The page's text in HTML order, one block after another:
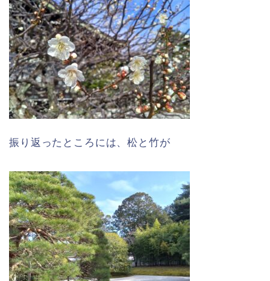
振り返ったところには、松と竹が